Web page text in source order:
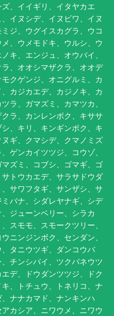
、イイギリ、イタヤカエ
イヌシデ、イヌビワ、イヌ
ジ、ウグイスカグラ、ウコ
、ウメモドキ、ウルシ、ウ
キ、エンジュ、オウバイ、
、オオシマザクラ、オオデ
クゲンジ、オニグルミ、カ
カジカエデ、カジノキ、カ
ラ、ガマズミ、カマツカ、
ラ、カンレンボク、キササ
、キリ、キンギンボク、キ
ギ、クマシデ、クマノミズ
ゲンカイツツジ、コウゾ、
ズミ、コブシ、ゴマギ、ゴ
トウカエデ、サラサドウダ
サワフタギ、サンザシ、サ
バナ、シダレヤナギ、シデ
ジューンベリー、シラカ
スモモ、スモークツリー、
ニンジンボク、センダン、
タニウツギ、ダンコウバ
チンシバイ、ツクバネウツ
デ、ドウダンツツジ、ドク
、トチュウ、トネリコ、ナ
ナナカマド、ナンキンハ
カシア、ニワウメ、ニワウ